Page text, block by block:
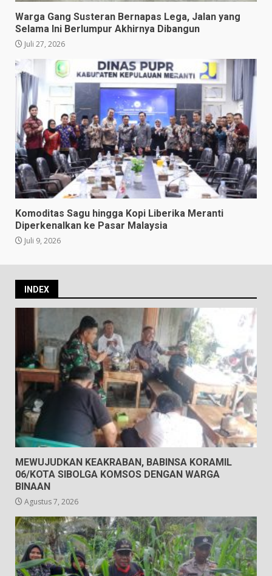
Warga Gang Susteran Bernapas Lega, Jalan yang
Selama Ini Berlumpur Akhirnya Dibangun
Juli 27, 2026
Komoditas Sagu hingga Kopi Liberika Meranti
Diperkenalkan ke Pasar Malaysia
Juli 9, 2026
INDEX
MEWUJUDKAN KEAKRABAN, BABINSA KORAMIL
06/KOTA SIBOLGA KOMSOS DENGAN WARGA
BINAAN
Agustus 7, 2026